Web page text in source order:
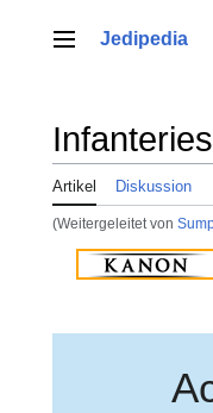
springenHauptmenü
Jedipedia
Artikel Diskussion
(Weitergeleitet von